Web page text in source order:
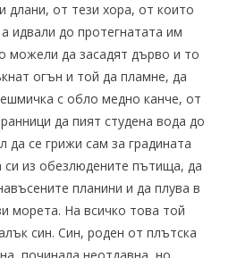
длани, от тези хора, от които
идвали до протегнатата им
можели да засадят дърво и то
огън и той да пламне, да
с обло медно канче, от
да пият студена вода до
да се грижи сам за градината
си из обезлюдените пътища, да
планини и да плува в
морета. На всичко това той
син. Син, роден от плътска